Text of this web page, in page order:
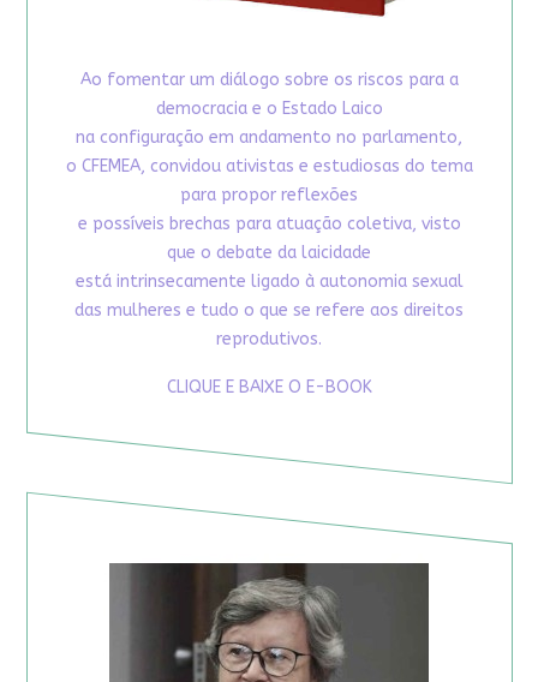
Ao fomentar um diálogo sobre os riscos para a
democracia e o Estado Laico
na configuração em andamento no parlamento,
o CFEMEA, convidou ativistas e estudiosas do tema
para propor reflexões
e possíveis brechas para atuação coletiva, visto
que o debate da laicidade
está intrinsecamente ligado à autonomia sexual
das mulheres e tudo o que se refere aos direitos
reprodutivos.
CLIQUE E BAIXE O E-BOOK